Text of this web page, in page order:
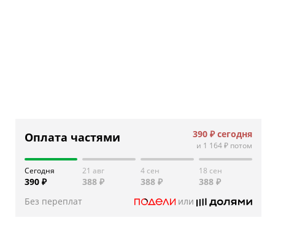
Оплата частями 390 ₽сегодня
и 1 164 ₽потом
Сегодня
390 ₽
21 авг
388 ₽
4 сен
388 ₽
18 сен
388 ₽
Без переплат
или